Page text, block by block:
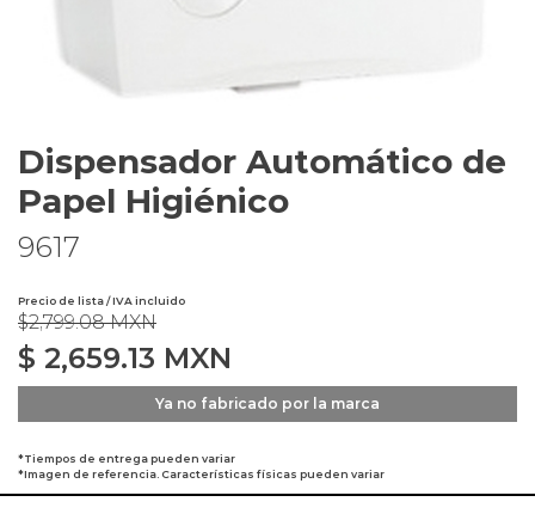
Dispensador Automático de
Papel Higiénico
9617
Precio de lista / IVA incluido
$2,799.08 MXN
$ 2,659.13 MXN
Ya no fabricado por la marca
*Tiempos de entrega pueden variar
*Imagen de referencia. Características físicas pueden variar